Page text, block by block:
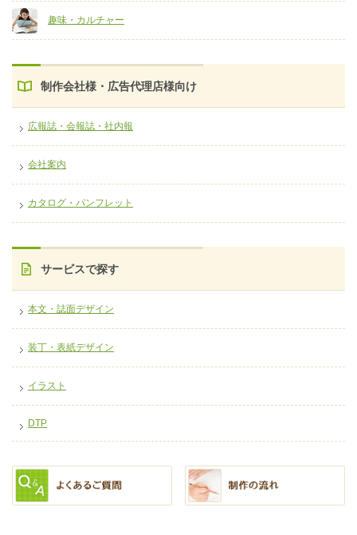
趣味・カルチャー
制作会社様・広告代理店様向け
広報誌・会報誌・社内報
会社案内
カタログ・パンフレット
サービスで探す
本文・誌面デザイン
装丁・表紙デザイン
イラスト
DTP